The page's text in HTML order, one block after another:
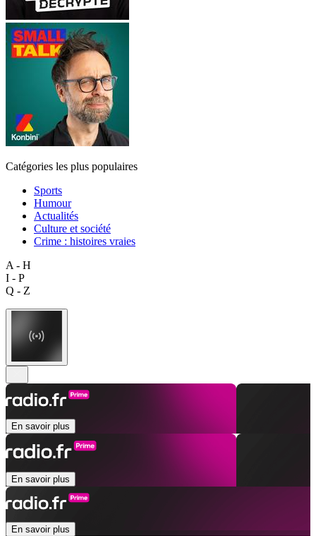
Catégories les plus populaires
Sports
Humour
Actualités
Culture et société
Crime : histoires vraies
A - H
I - P
Q - Z
En savoir plus
En savoir plus
En savoir plus